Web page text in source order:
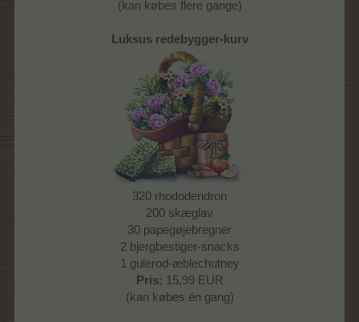
(kan købes flere gange)
Luksus redebygger-kurv
320 rhododendron
200 skæglav
30 papegøjebregner
2 bjergbestiger-snacks
1 gulerod-æblechutney
Pris: 15,99 EUR
(kan købes én gang)